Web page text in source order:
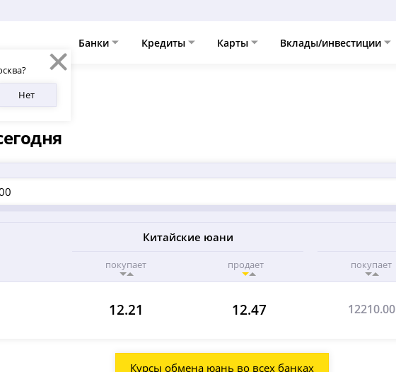
Нет
Банки Кредиты Карты Вклады/инвестиции
131
Китайские юани
покупает продает покупает
12.21 12.47 12210.00
Курсы обмена юань во всех банках